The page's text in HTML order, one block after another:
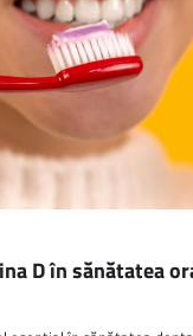
D în sănătatea